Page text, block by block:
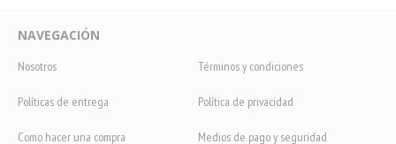
NAVEGACIÓN
Nosotros Términos y condiciones
Políticas de entrega Política de privacidad
Como hacer una compra Medios de pago y seguridad